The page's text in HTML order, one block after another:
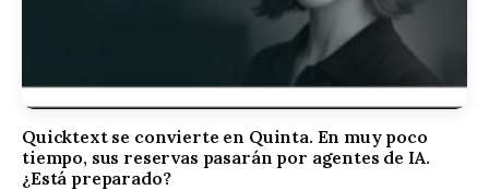
Quicktext se convierte en Quinta. En muy poco
tiempo, sus reservas pasarán por agentes de IA.
¿Está preparado?